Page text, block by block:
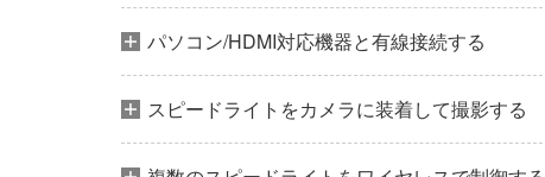
パソコン/HDMI対応機器と有線接続する
スピードライトをカメラに装着して撮影する